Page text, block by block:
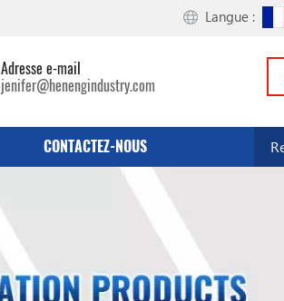
Langue :
Adresse e-mail
jenifer@henengindustry.com
CONTACTEZ-NOUS